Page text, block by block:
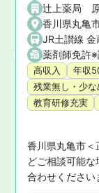
辻上薬局
香川県丸亀
JR土讃線
薬剤師免許
高収入 年収
残業無し・少な
教育研修充実
香川県丸亀市
どご相談可能
合わせくださ